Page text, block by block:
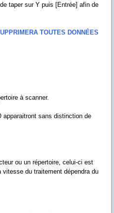
taper sur Y puis [Entrée] afin de
TOUTES DONNÉES
à scanner.
apparaitront sans distinction de
ou un répertoire, celui-ci est
du traitement dépendra du